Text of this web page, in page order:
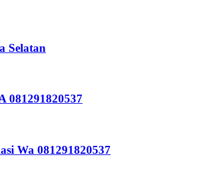
Selatan
081291820537
Wa 081291820537